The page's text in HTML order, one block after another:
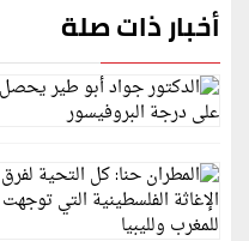
أخبار ذات صلة